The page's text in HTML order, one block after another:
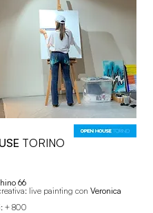
TORINO
66
live painting con Veronica
+ 800